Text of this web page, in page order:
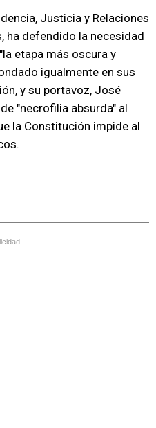
Justicia y Relaciones
ha defendido la necesidad
etapa más oscura y
igualmente en sus
y su portavoz, José
"necrofilia absurda" al
la Constitución impide al